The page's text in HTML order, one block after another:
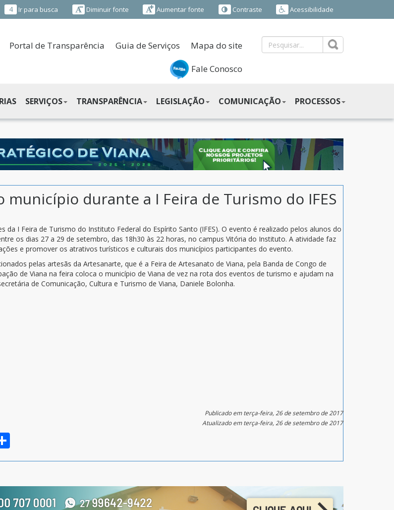
4 Ir para busca Diminuir fonte Aumentar fonte Contraste Acessibilidade
Portal de Transparência Guia de Serviços Mapa do site
Fale Conosco
SERVIÇOS TRANSPARÊNCIA LEGISLAÇÃO COMUNICAÇÃO PROCESSOS
durante a I Feira de Turismo do IFES
I Feira de Turismo do Instituto Federal do Espírito Santo (IFES). O evento é realizado pelos alunos do
os dias 27 a 29 de setembro, das 18h30 às 22 horas, no campus Vitória do Instituto. A atividade faz
e promover os atrativos turísticos e culturais dos municípios participantes do evento.
pelas artesãs da Artesanarte, que é a Feira de Artesanato de Viana, pela Banda de Congo de
de Viana na feira coloca o município de Viana de vez na rota dos eventos de turismo e ajudam na
de Comunicação, Cultura e Turismo de Viana, Daniele Bolonha.
Publicado em terça-feira, 26 de setembro de 2017
Atualizado em terça-feira, 26 de setembro de 2017